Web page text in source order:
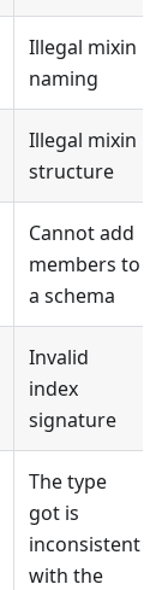
Illegal mixin
naming
Illegal mixin
structure
Cannot add
members to
a schema
Invalid
index
signature
The type
got is
inconsistent
with the